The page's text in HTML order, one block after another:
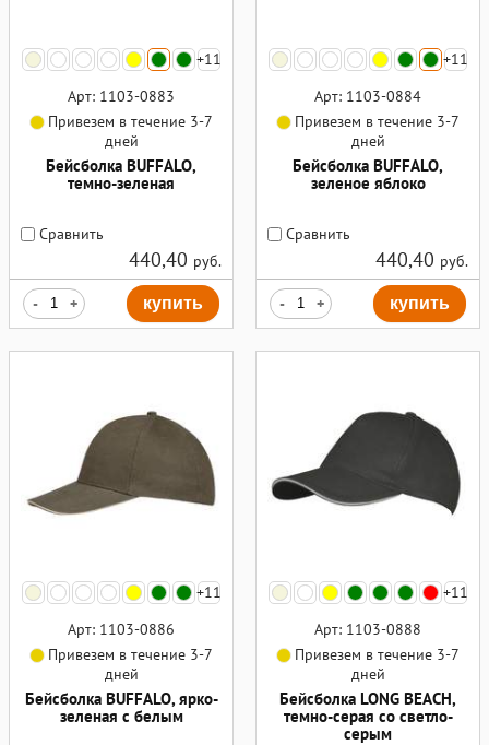
+11
Арт: 1103-0883
Привезем в течение 3-7
дней
Бейсболка BUFFALO,
темно-зеленая
Сравнить
440,40 руб.
- + купить
+11
Арт: 1103-0884
Привезем в течение 3-7
дней
Бейсболка BUFFALO,
зеленое яблоко
Сравнить
440,40 руб.
- + купить
+11
Арт: 1103-0886
Привезем в течение 3-7
дней
Бейсболка BUFFALO, ярко-
зеленая с белым
+11
Арт: 1103-0888
Привезем в течение 3-7
дней
Бейсболка LONG BEACH,
темно-серая со светло-
серым